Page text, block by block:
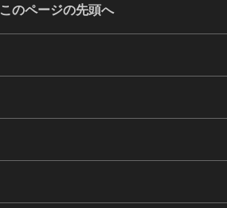
このページの先頭へ